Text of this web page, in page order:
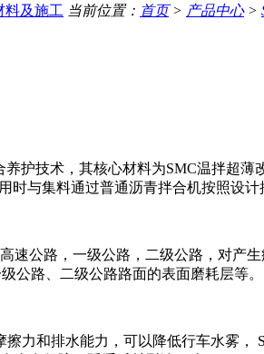
料及施工 当前位置： 首页> 产品中心>
护技术，其核心材料为SMC温拌超薄
与集料通过普通沥青拌合机按照设
速公路，一级公路，二级公路，对产
公路、二级公路路面的表面磨耗层等。
力和排水能力，可以降低行车水雾